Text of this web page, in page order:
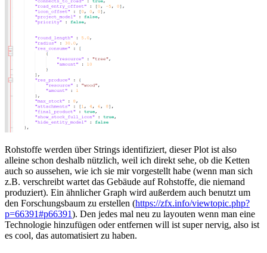
Rohstoffe werden über Strings identifiziert, dieser Plot ist also
alleine schon deshalb nützlich, weil ich direkt sehe, ob die Ketten
auch so aussehen, wie ich sie mir vorgestellt habe (wenn man sich
z.B. verschreibt wartet das Gebäude auf Rohstoffe, die niemand
produziert). Ein ähnlicher Graph wird außerdem auch benutzt um
den Forschungsbaum zu erstellen (https://zfx.info/viewtopic.php?
p=66391#p66391). Den jedes mal neu zu layouten wenn man eine
Technologie hinzufügen oder entfernen will ist super nervig, also ist
es cool, das automatisiert zu haben.